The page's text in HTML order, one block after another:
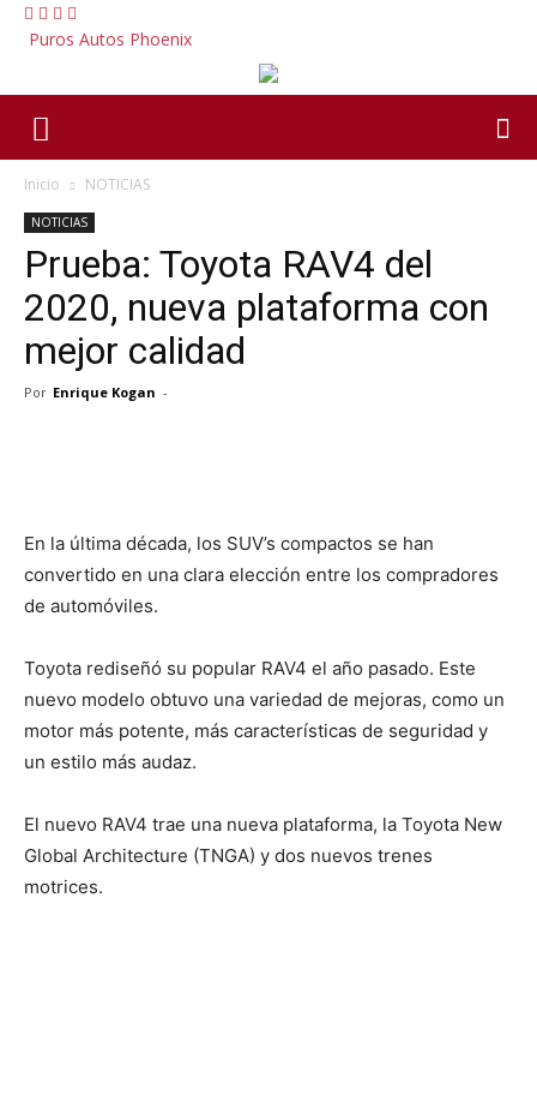
Puros Autos Phoenix
Inicio NOTICIAS
NOTICIAS
Prueba: Toyota RAV4 del
2020, nueva plataforma con
mejor calidad
Por Enrique Kogan -
En la última década, los SUV’s compactos se han
convertido en una clara elección entre los compradores
de automóviles.
Toyota rediseñó su popular RAV4 el año pasado. Este
nuevo modelo obtuvo una variedad de mejoras, como un
motor más potente, más características de seguridad y
un estilo más audaz.
El nuevo RAV4 trae una nueva plataforma, la Toyota New
Global Architecture (TNGA) y dos nuevos trenes
motrices.